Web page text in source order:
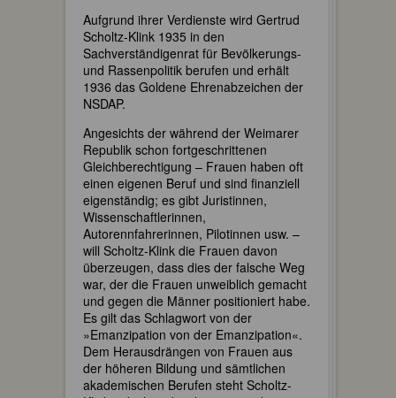
Aufgrund ihrer Verdienste wird Gertrud
Scholtz-Klink 1935 in den
Sachverständigenrat für Bevölkerungs-
und Rassenpolitik berufen und erhält
1936 das Goldene Ehrenabzeichen der
NSDAP.
Angesichts der während der Weimarer
Republik schon fortgeschrittenen
Gleichberechtigung – Frauen haben oft
einen eigenen Beruf und sind finanziell
eigenständig; es gibt Juristinnen,
Wissenschaftlerinnen,
Autorennfahrerinnen, Pilotinnen usw. –
will Scholtz-Klink die Frauen davon
überzeugen, dass dies der falsche Weg
war, der die Frauen unweiblich gemacht
und gegen die Männer positioniert habe.
Es gilt das Schlagwort von der
»Emanzipation von der Emanzipation«.
Dem Herausdrängen von Frauen aus
der höheren Bildung und sämtlichen
akademischen Berufen steht Scholtz-